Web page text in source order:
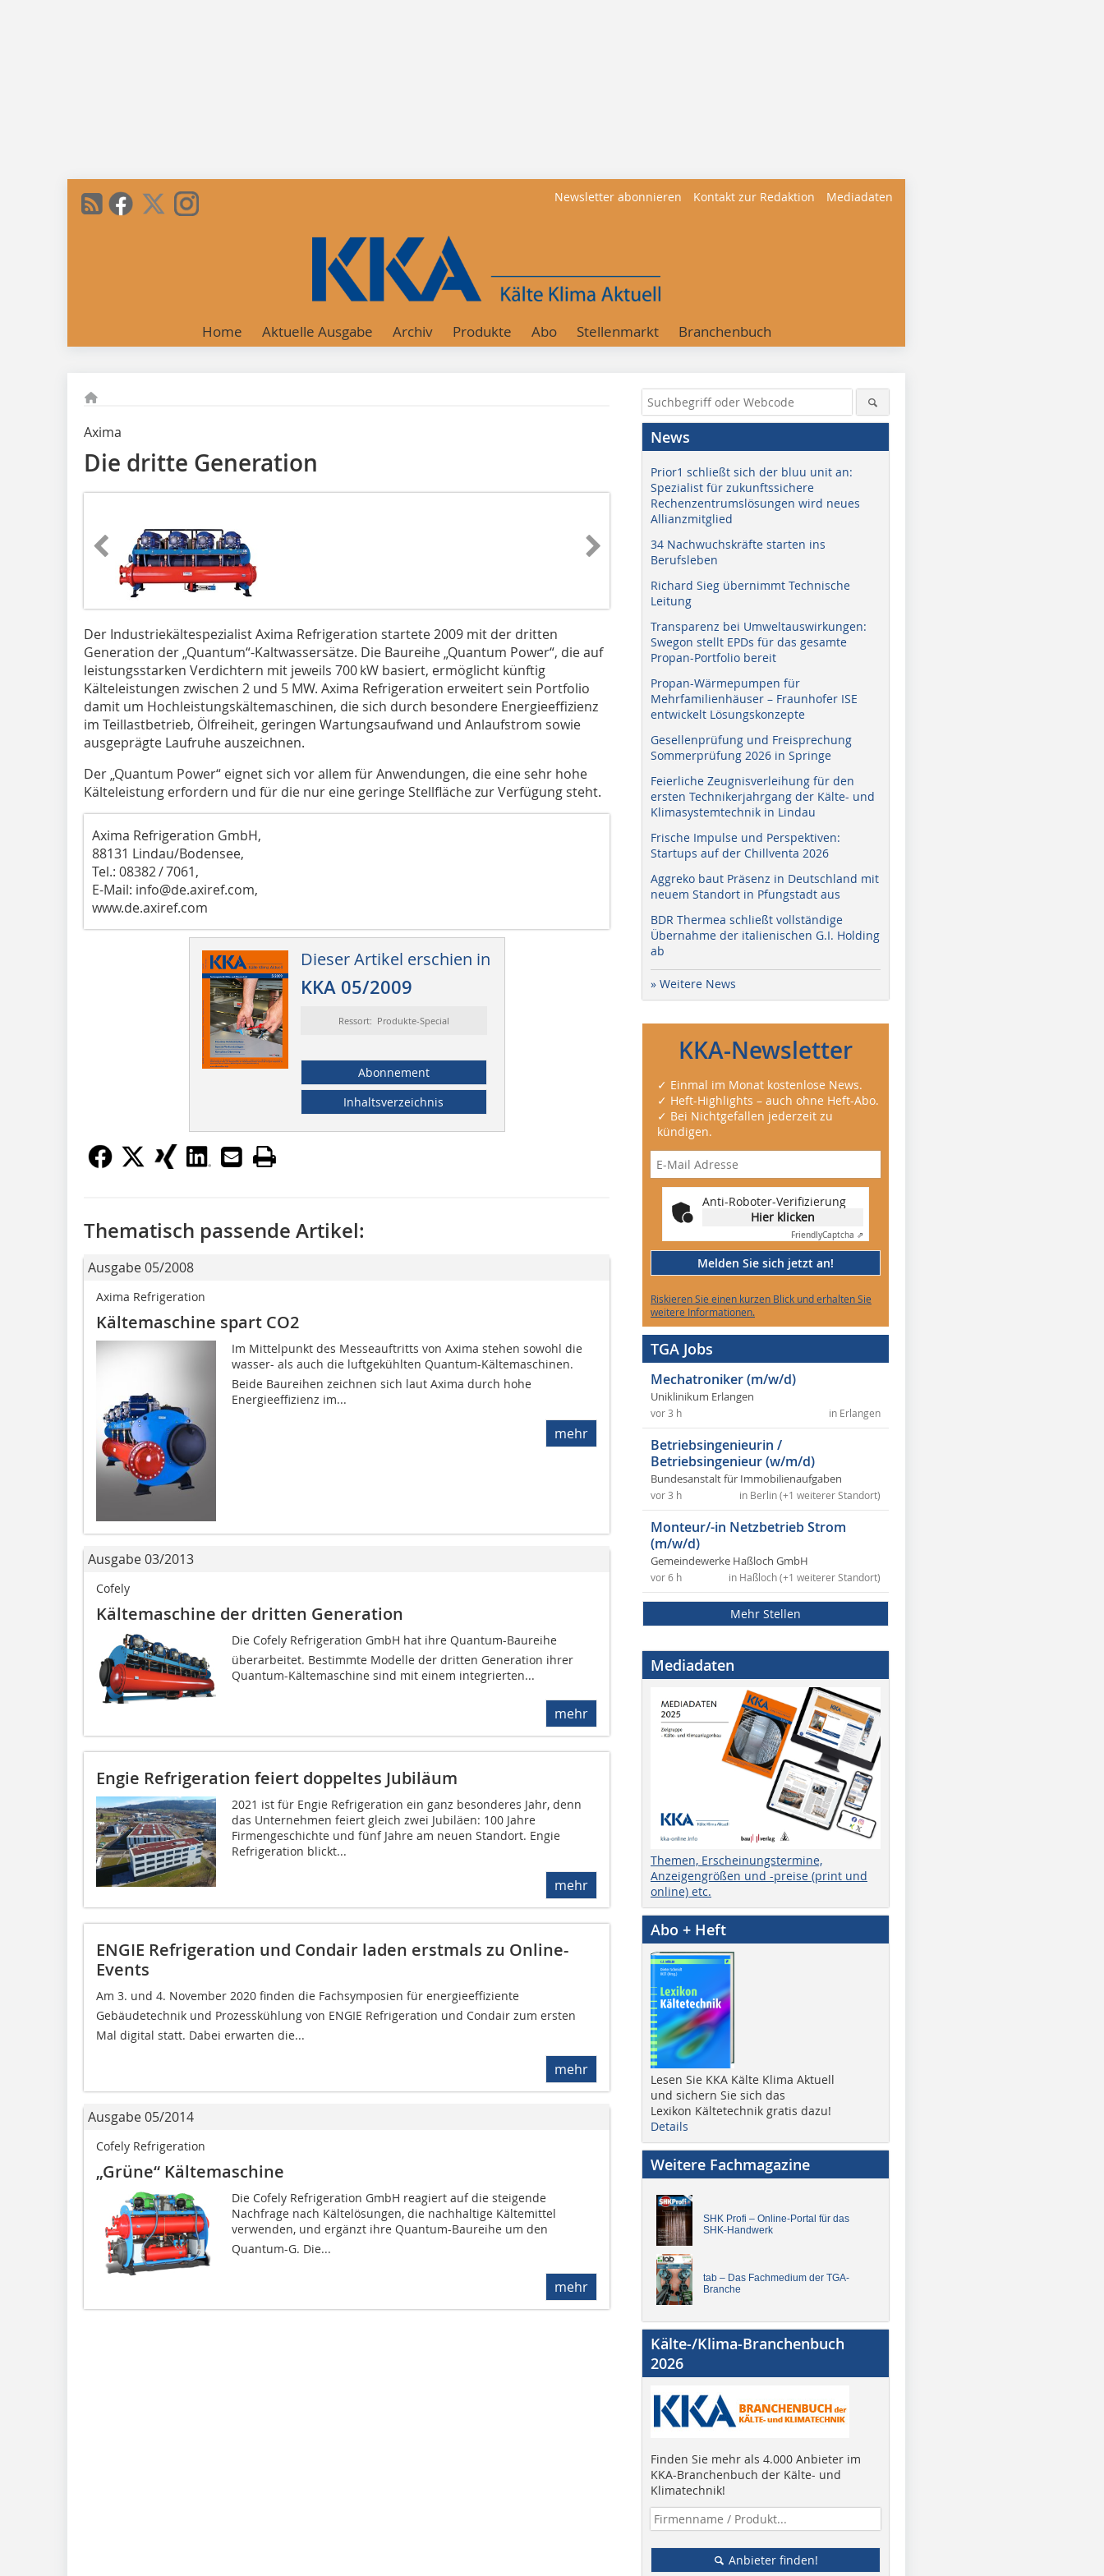
Newsletter abonnieren Kontakt zur Redaktion Mediadaten
Home Aktuelle Ausgabe Archiv Produkte Abo Stellenmarkt Branchenbuch
Axima
Die dritte Generation
Der Industriekältespezialist Axima Refrigeration startete 2009 mit der dritten
Generation der „Quantum“-Kaltwassersätze. Die Baureihe „Quantum Power“, die auf
leistungsstarken Verdichtern mit jeweils 700 kW basiert, ermöglicht künftig
Kälteleistungen zwischen 2 und 5 MW. Axima Refrigeration erweitert sein Portfolio
damit um Hochleistungskältemaschinen, die sich durch besondere Energieeffizienz
im Teillastbetrieb, Ölfreiheit, geringen Wartungsaufwand und Anlaufstrom sowie
ausgeprägte Laufruhe auszeichnen.
Der „Quantum Power“ eignet sich vor allem für Anwendungen, die eine sehr hohe
Kälteleistung erfordern und für die nur eine geringe Stellfläche zur Verfügung steht.
Axima Refrigeration GmbH,
88131 Lindau/Bodensee,
Tel.: 08382 / 7061,
E-Mail: info@de.axiref.com,
www.de.axiref.com
Dieser Artikel erschien in
KKA 05/2009
Ressort: Produkte-Special
Abonnement
Inhaltsverzeichnis
Thematisch passende Artikel:
Ausgabe 05/2008
Axima Refrigeration
Kältemaschine spart CO2
Im Mittelpunkt des Messeauftritts von Axima stehen sowohl die
wasser- als auch die luftgekühlten Quantum-Kältemaschinen.
Beide Baureihen zeichnen sich laut Axima durch hohe
Energieeffizienz im...
mehr
Ausgabe 03/2013
Cofely
Kältemaschine der dritten Generation
Die Cofely Refrigeration GmbH hat ihre Quantum-Baureihe
überarbeitet. Bestimmte Modelle der dritten Generation ihrer
Quantum-Kältemaschine sind mit einem integrierten...
mehr
Engie Refrigeration feiert doppeltes Jubiläum
2021 ist für Engie Refrigeration ein ganz besonderes Jahr, denn
das Unternehmen feiert gleich zwei Jubiläen: 100 Jahre
Firmengeschichte und fünf Jahre am neuen Standort. Engie
Refrigeration blickt...
mehr
ENGIE Refrigeration und Condair laden erstmals zu Online-
Events
Am 3. und 4. November 2020 finden die Fachsymposien für energieeffiziente
Gebäudetechnik und Prozesskühlung von ENGIE Refrigeration und Condair zum ersten
Mal digital statt. Dabei erwarten die...
mehr
Ausgabe 05/2014
Cofely Refrigeration
„Grüne“ Kältemaschine
Die Cofely Refrigeration GmbH reagiert auf die steigende
Nachfrage nach Kältelösungen, die nachhaltige Kältemittel
verwenden, und ergänzt ihre Quantum-Baureihe um den
Quantum-G. Die...
mehr
News
Prior1 schließt sich der bluu unit an:
Spezialist für zukunftssichere
Rechenzentrumslösungen wird neues
Allianzmitglied
34 Nachwuchskräfte starten ins
Berufsleben
Richard Sieg übernimmt Technische
Leitung
Transparenz bei Umweltauswirkungen:
Swegon stellt EPDs für das gesamte
Propan-Portfolio bereit
Propan-Wärmepumpen für
Mehrfamilienhäuser – Fraunhofer ISE
entwickelt Lösungskonzepte
Gesellenprüfung und Freisprechung
Sommerprüfung 2026 in Springe
Feierliche Zeugnisverleihung für den
ersten Technikerjahrgang der Kälte- und
Klimasystemtechnik in Lindau
Frische Impulse und Perspektiven:
Startups auf der Chillventa 2026
Aggreko baut Präsenz in Deutschland mit
neuem Standort in Pfungstadt aus
BDR Thermea schließt vollständige
Übernahme der italienischen G.I. Holding
ab
» Weitere News
KKA-Newsletter
✓ Einmal im Monat kostenlose News.
✓ Heft-Highlights – auch ohne Heft-Abo.
✓ Bei Nichtgefallen jederzeit zu
kündigen.
Anti-Roboter-Verifizierung
Hier klicken
FriendlyCaptcha ⇗
Melden Sie sich jetzt an!
Riskieren Sie einen kurzen Blick und erhalten Sie
weitere Informationen.
TGA Jobs
Mechatroniker (m/w/d)
Uniklinikum Erlangen
in Erlangen
vor 3 h
Betriebsingenieurin /
Betriebsingenieur (w/m/d)
Bundesanstalt für Immobilienaufgaben
in Berlin (+1 weiterer Standort)
vor 3 h
Monteur/-in Netzbetrieb Strom
(m/w/d)
Gemeindewerke Haßloch GmbH
in Haßloch (+1 weiterer Standort)
vor 6 h
Mehr Stellen
Mediadaten
Themen, Erscheinungstermine,
Anzeigengrößen und -preise (print und
online) etc.
Abo + Heft
Lesen Sie KKA Kälte Klima Aktuell
und sichern Sie sich das
Lexikon Kältetechnik gratis dazu!
Details
Weitere Fachmagazine
SHK Profi – Online-Portal für das
SHK-Handwerk
tab – Das Fachmedium der TGA-
Branche
Kälte-/Klima-Branchenbuch
2026
Finden Sie mehr als 4.000 Anbieter im
KKA-Branchenbuch der Kälte- und
Klimatechnik!
Anbieter finden!